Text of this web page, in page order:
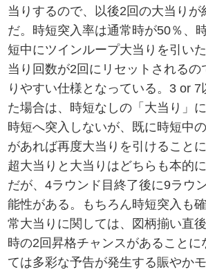
当りするので、以後2回の大当りが
だ。時短突入率は通常時が50％、
短中にツインループ大当りを引い
当り回数が2回にリセットされるの
りやすい仕様となっている。3 or 7
た場合は、時短なしの「大当り」
時短へ突入しないが、既に時短中
があれば再度大当りを引けること
超大当りと大当りはどちらも本的
だが、4ラウンド目終了後に9ラウ
能性がある。もちろん時短突入も
常大当りに関しては、図柄揃い直
時の2回昇格チャンスがあることに
ては多彩な予告が発生する賑やか